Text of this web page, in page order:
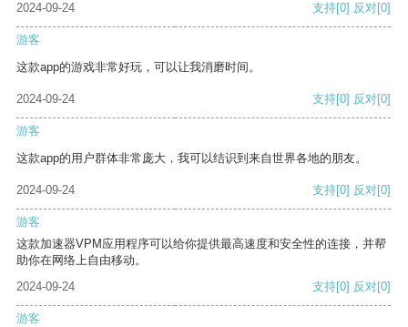
2024-09-24
支持[0] 反对[0]
游客
这款app的游戏非常好玩，可以让我消磨时间。
2024-09-24 支持[0] 反对[0]
游客
这款app的用户群体非常庞大，我可以结识到来自世界各地的朋友。
2024-09-24 支持[0] 反对[0]
游客
这款加速器VPM应用程序可以给你提供最高速度和安全性的连接，并帮
助你在网络上自由移动。
2024-09-24
支持[0] 反对[0]
游客